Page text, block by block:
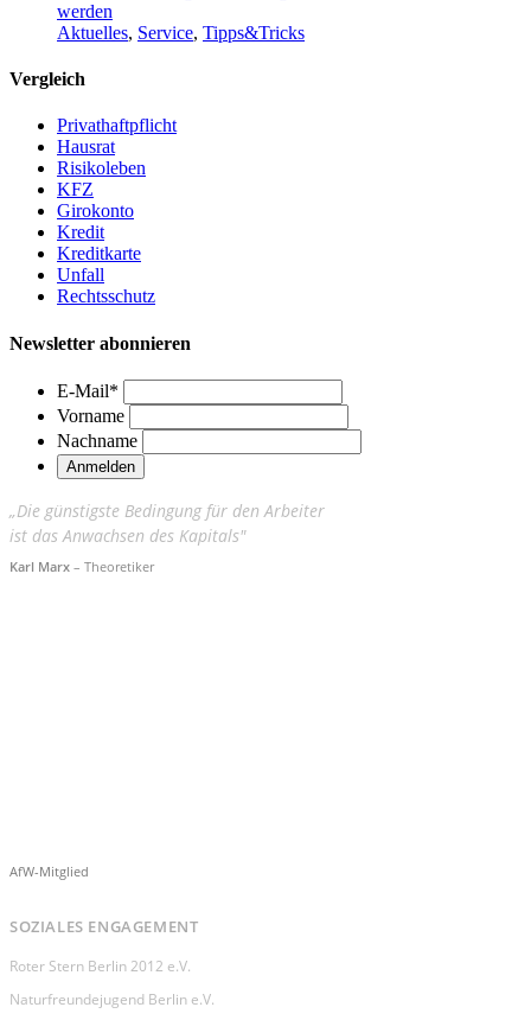
werden
Aktuelles, Service, Tipps&Tricks
Vergleich
Privathaftpflicht
Hausrat
Risikoleben
KFZ
Girokonto
Kredit
Kreditkarte
Unfall
Rechtsschutz
Newsletter abonnieren
E-Mail*
Vorname
Nachname
„Die günstigste Bedingung für den Arbeiter
ist das Anwachsen des Kapitals"
Karl Marx – Theoretiker
AfW-Mitglied
SOZIALES ENGAGEMENT
Roter Stern Berlin 2012 e.V.
Naturfreundejugend Berlin e.V.